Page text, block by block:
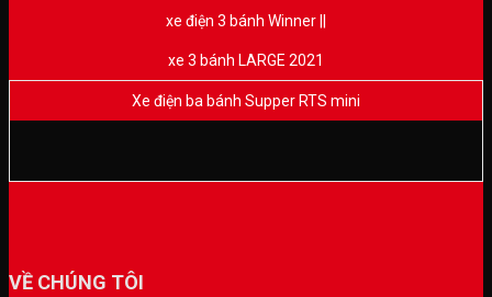
xe điện 3 bánh Winner ||
xe 3 bánh LARGE 2021
Xe điện ba bánh Supper RTS mini
VỀ CHÚNG TÔI